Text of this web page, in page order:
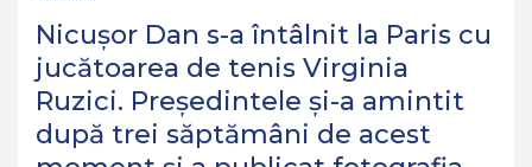
Nicușor Dan s-a întâlnit la Paris cu
jucătoarea de tenis Virginia
Ruzici. Președintele și-a amintit
după trei săptămâni de acest